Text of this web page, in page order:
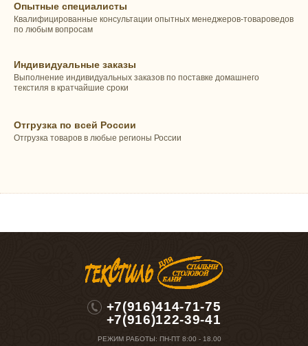
Опытные специалисты
Квалифицированные консультации опытных менеджеров-товароведов
по любым вопросам
Индивидуальные заказы
Выполнение индивидуальных заказов по поставке домашнего
текстиля в кратчайшие сроки
Отгрузка по всей России
Отгрузка товаров в любые регионы России
+7(916)414-71-75
+7(916)122-39-41
РЕЖИМ РАБОТЫ: ПН-ПТ 8:00 - 18.00